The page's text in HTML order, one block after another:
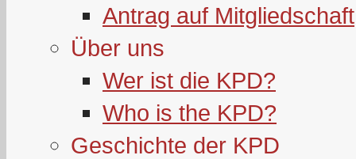
Antrag auf Mitgliedschaft
Über uns
Wer ist die KPD?
Who is the KPD?
Geschichte der KPD